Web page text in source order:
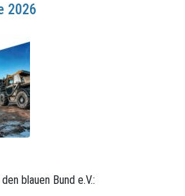
2026
blauen Bund e.V.: